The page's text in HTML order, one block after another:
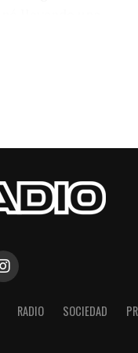
llevando una
RADIO SOCIEDAD